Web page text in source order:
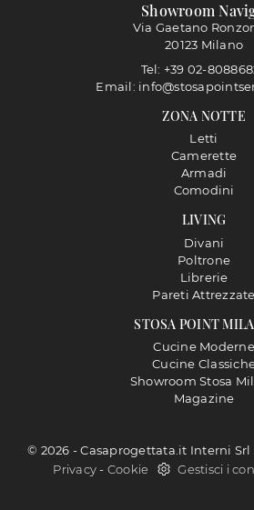
STOSA POINT
Cucine Moderne
Cucine
Showroom Stosa
Magazine
LIVING
Divani
Poltrone
Librerie
Pareti Attrezzate
ZONA NOTTE
Letti
Camerette
Armadi
Comodini
Showroom
Via Gaetano
20123 Milano
Tel: +39 02-
Email:
© 2026 - Casaprogettata.it Interni Srl -
Privacy- Cookie Gestisci i